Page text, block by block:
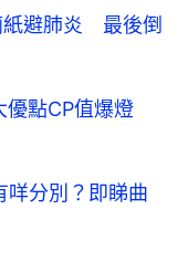
紙避肺炎 最後倒
點CP值爆燈
咩分別？即睇曲